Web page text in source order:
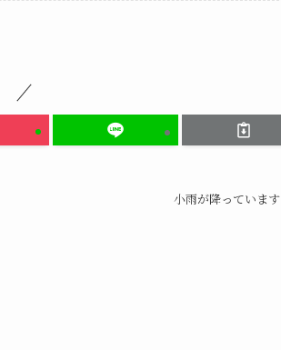
小雨が降っています